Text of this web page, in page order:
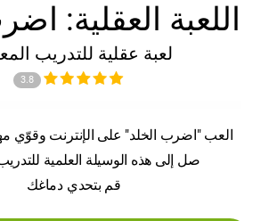
اللعبة العقلية:
لعبة عقلية للتدريب
3.8
العب "اضرب الخلد" على الإنترنت وقوّي
صل إلى هذه الوسيلة العلمية
قم بتحدي دماغك